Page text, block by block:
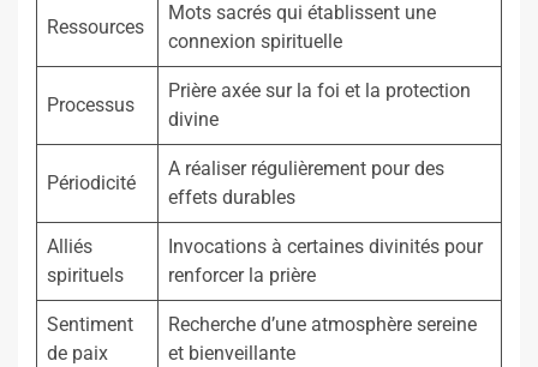
Ressources
Mots sacrés qui établissent une
connexion spirituelle
Processus
Prière axée sur la foi et la protection
divine
Périodicité
A réaliser régulièrement pour des
effets durables
Alliés
spirituels
Invocations à certaines divinités pour
renforcer la prière
Sentiment
de paix
Recherche d’une atmosphère sereine
et bienveillante